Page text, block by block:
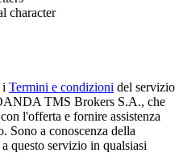
character
i Termini e condizioni del servizio
TMS Brokers S.A., che
l'offerta e fornire assistenza
Sono a conoscenza della
questo servizio in qualsiasi